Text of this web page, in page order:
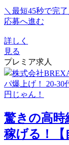
＼最短45秒で完了
応募へ進む
詳しく
見る
プレミア求人
驚きの高時
稼げる！【